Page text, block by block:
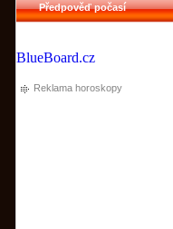
Předpověď počasí
BlueBoard.cz
Reklama horoskopy